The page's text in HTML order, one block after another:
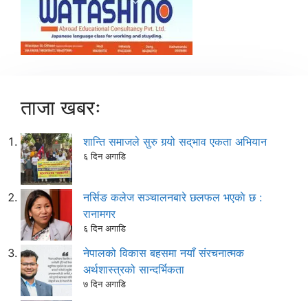
ताजा खबरः
शान्ति समाजले सुरु गर्‍यो सद्‌भाव एकता अभियान
६ दिन अगाडि
नर्सिङ कलेज सञ्चालनबारे छलफल भएकाे छ :
रानामगर
६ दिन अगाडि
नेपालको विकास बहसमा नयाँ संरचनात्मक
अर्थशास्त्रको सान्दर्भिकता
७ दिन अगाडि